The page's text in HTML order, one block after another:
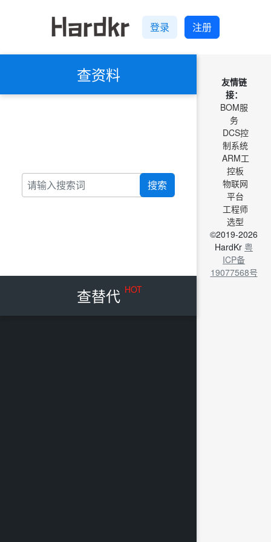
登录 注册
查资料
搜索
查替代 HOT
友情链
接：
BOM服
务
DCS控
制系统
ARM工
控板
物联网
平台
工程师
选型
©2019-2026
HardKr 粤
ICP备
19077568号